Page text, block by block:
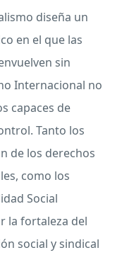
diseña un
en el que las
sin
Internacional no
capaces de
Tanto los
de los derechos
como los
Social
la fortaleza del
social y sindical